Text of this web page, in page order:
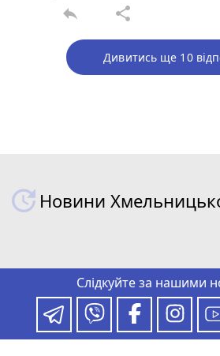
reply share
Дивитись ще 10
Новини
Слідкуйте за нашими